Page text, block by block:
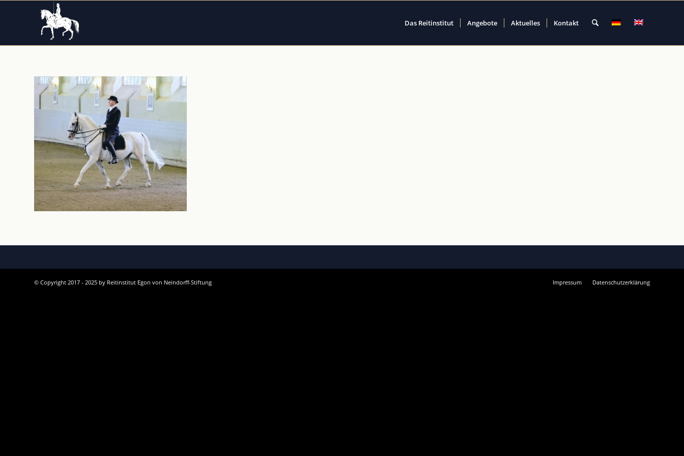
Das Reitinstitut Angebote Aktuelles Kontakt
© Copyright 2017 - 2025 by Reitinstitut Egon von Neindorff-Stiftung Impressum Datenschutzerklärung